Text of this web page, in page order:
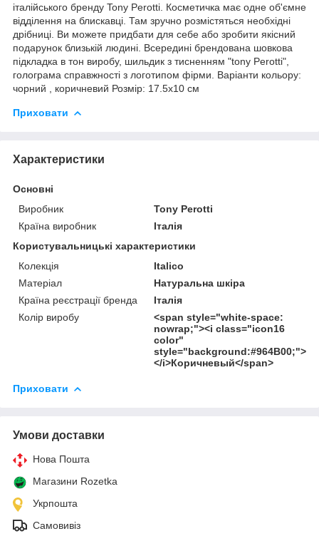
італійського бренду Tony Perotti. Косметичка має одне об'ємне
відділення на блискавці. Там зручно розмістяться необхідні
дрібниці. Ви можете придбати для себе або зробити якісний
подарунок близькій людині. Всередині брендована шовкова
підкладка в тон виробу, шильдик з тисненням "tony Perotti",
голограма справжності з логотипом фірми. Варіанти кольору:
чорний , коричневий Розмір: 17.5x10 см
Приховати
Характеристики
Основні
Виробник
Tony Perotti
Країна виробник
Італія
Користувальницькі характеристики
Колекція
Italico
Матеріал
Натуральна шкіра
Країна реєстрації бренда
Італія
Колір виробу
<span style="white-space:
nowrap;"><i class="icon16
color"
style="background:#964B00;">
</i>Коричневый</span>
Приховати
Умови доставки
Нова Пошта
Магазини Rozetka
Укрпошта
Самовивіз